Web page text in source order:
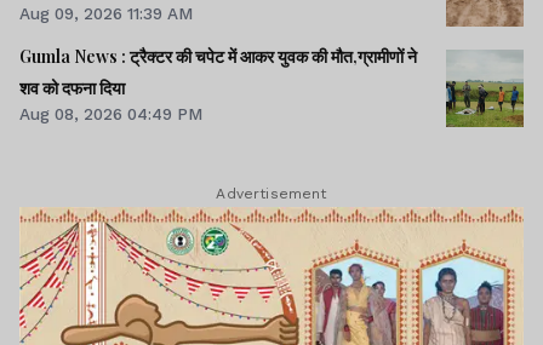
Aug 09, 2026 11:39 AM
Gumla News : ट्रैक्टर की चपेट में आकर युवक की मौत,ग्रामीणों ने
शव को दफना दिया
Aug 08, 2026 04:49 PM
Advertisement